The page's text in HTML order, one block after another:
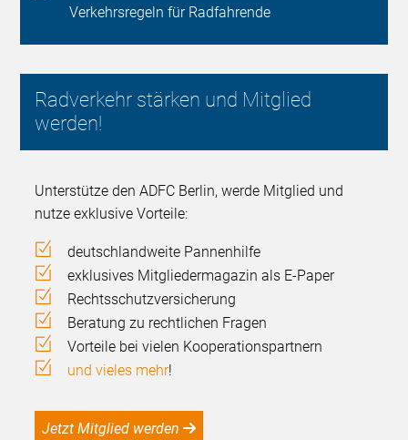
Verkehrsregeln für Radfahrende
Radverkehr stärken und Mitglied
werden!
Unterstütze den ADFC Berlin, werde Mitglied und
nutze exklusive Vorteile:
deutschlandweite Pannenhilfe
exklusives Mitgliedermagazin als E-Paper
Rechtsschutzversicherung
Beratung zu rechtlichen Fragen
Vorteile bei vielen Kooperationspartnern
und vieles mehr!
Jetzt Mitglied werden